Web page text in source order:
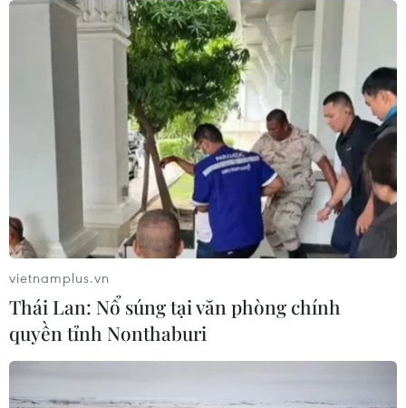
vietnamplus.vn
Thái Lan: Nổ súng tại văn phòng chính
quyền tỉnh Nonthaburi